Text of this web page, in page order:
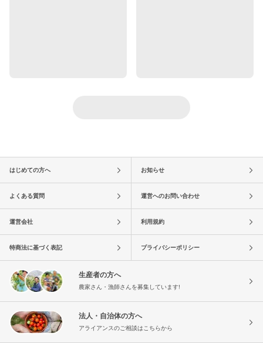
はじめての方へ お知らせ
よくある質問 運営へのお問い合わせ
運営会社 利用規約
特商法に基づく表記 プライバシーポリシー
生産者の方へ
農家さん・漁師さんを募集しています!
法人・自治体の方へ
アライアンスのご相談はこちらから